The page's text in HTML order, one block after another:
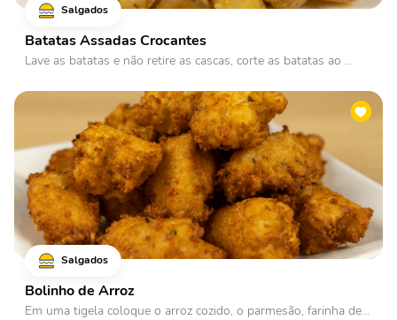
Salgados
Batatas Assadas Crocantes
Lave as batatas e não retire as cascas, corte as batatas ao ...
Salgados
Bolinho de Arroz
Em uma tigela coloque o arroz cozido, o parmesão, farinha de...